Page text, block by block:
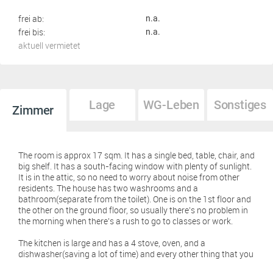
frei ab: n.a.
frei bis: n.a.
aktuell vermietet
Zimmer Lage WG-Leben Sonstiges
The room is approx 17 sqm. It has a single bed, table, chair, and
big shelf. It has a south-facing window with plenty of sunlight.
It is in the attic, so no need to worry about noise from other
residents. The house has two washrooms and a
bathroom(separate from the toilet). One is on the 1st floor and
the other on the ground floor, so usually there's no problem in
the morning when there's a rush to go to classes or work.
The kitchen is large and has a 4 stove, oven, and a
dishwasher(saving a lot of time) and every other thing that you